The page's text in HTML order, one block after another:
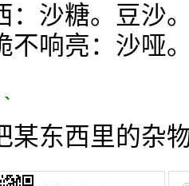
沙糖。豆沙
响亮：沙哑
东西里的杂